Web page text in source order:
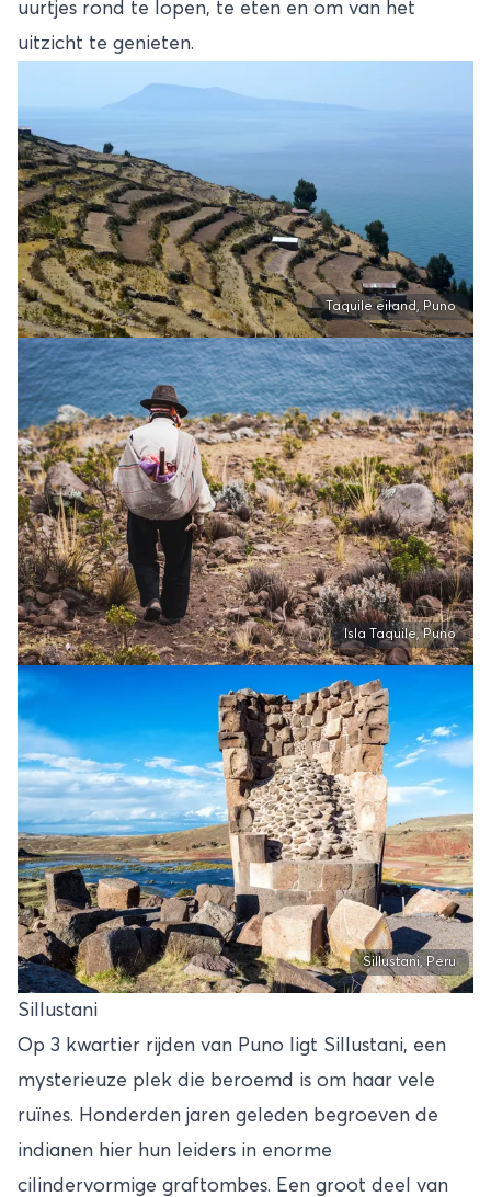
uurtjes rond te lopen, te eten en om van het
uitzicht te genieten.
Taquile eiland, Puno
Isla Taquile, Puno
Sillustani, Peru
Sillustani
Op 3 kwartier rijden van Puno ligt Sillustani, een
mysterieuze plek die beroemd is om haar vele
ruïnes. Honderden jaren geleden begroeven de
indianen hier hun leiders in enorme
cilindervormige graftombes. Een groot deel van